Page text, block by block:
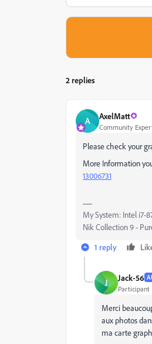
2 replies
A AxelMatt
Community
Please check your
More Information
13006731
My System: Intel i7-
Nik Collection 9 -
1 reply
J Jack-56
Participant
Merci
aux photos
ma carte